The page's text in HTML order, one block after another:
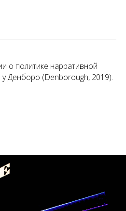
о политике нарративной
Денборо (Denborough, 2019).